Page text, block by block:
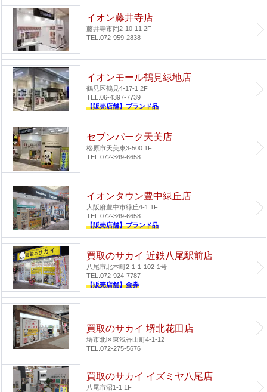
イオン藤井寺店
藤井寺市岡2-10-11 2F
TEL.072-959-2838
イオンモール鶴見緑地店
鶴見区鶴見4-17-1 2F
TEL.06-4397-7739
【販売店舗】ブランド品
セブンパーク天美店
松原市天美東3-500 1F
TEL.072-349-6658
イオンタウン豊中緑丘店
大阪府豊中市緑丘4-1 1F
TEL.072-349-6658
【販売店舗】ブランド品
買取のサカイ 近鉄八尾駅前店
八尾市北本町2-1-1-102-1号
TEL.072-924-7787
【販売店舗】金券
買取のサカイ 堺北花田店
堺市北区東浅香山町4-1-12
TEL.072-275-5676
買取のサカイ イズミヤ八尾店
八尾市沼1-1 1F